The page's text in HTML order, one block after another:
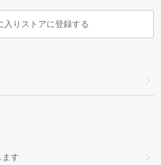
入りストアに登録する
す